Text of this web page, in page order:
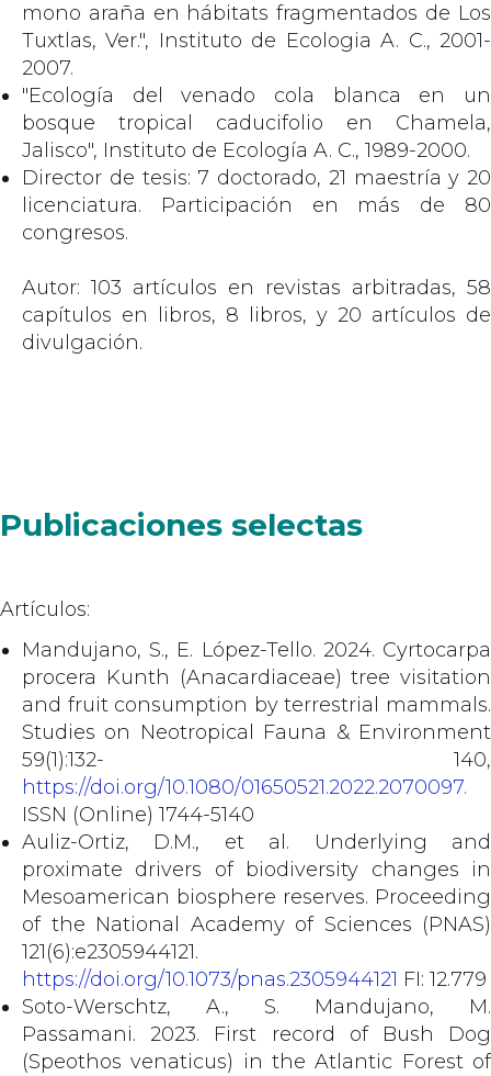
mono araña en hábitats fragmentados de Los
Tuxtlas, Ver.", Instituto de Ecologia A. C., 2001-
2007.
"Ecología del venado cola blanca en un
bosque tropical caducifolio en Chamela,
Jalisco", Instituto de Ecología A. C., 1989-2000.
Director de tesis: 7 doctorado, 21 maestría y 20
licenciatura. Participación en más de 80
congresos.
Autor: 103 artículos en revistas arbitradas, 58
capítulos en libros, 8 libros, y 20 artículos de
divulgación.
Publicaciones selectas
Artículos:
Mandujano, S., E. López-Tello. 2024. Cyrtocarpa
procera Kunth (Anacardiaceae) tree visitation
and fruit consumption by terrestrial mammals.
Studies on Neotropical Fauna & Environment
59(1):132- 140,
https://doi.org/10.1080/01650521.2022.2070097.
ISSN (Online) 1744-5140
Auliz-Ortiz, D.M., et al. Underlying and
proximate drivers of biodiversity changes in
Mesoamerican biosphere reserves. Proceeding
of the National Academy of Sciences (PNAS)
121(6):e2305944121.
https://doi.org/10.1073/pnas.2305944121 FI: 12.779
Soto-Werschtz, A., S. Mandujano, M.
Passamani. 2023. First record of Bush Dog
(Speothos venaticus) in the Atlantic Forest of